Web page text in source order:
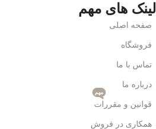
لینک های مهم
صفحه اصلی
فروشگاه
تماس با ما
درباره ما
قوانین و مقررات
مهم
همکاری در فروش